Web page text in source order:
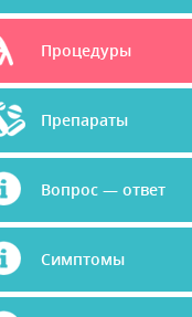
Процедуры
Препараты
Вопрос — ответ
Симптомы